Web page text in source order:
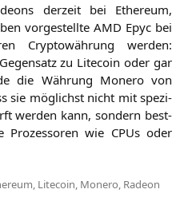
der­zeit bei Ethe­re­um,
vor­ge­stell­te AMD Epyc bei
Cryp­to­wäh­rung wer­den:
zu Lite­co­in oder gar
die Wäh­rung Mone­ro von
sie mög­lichst nicht mit spe­zi­
wer­den kann, son­dern best­
Pro­zes­so­ren wie CPUs oder
Litecoin Monero Radeon